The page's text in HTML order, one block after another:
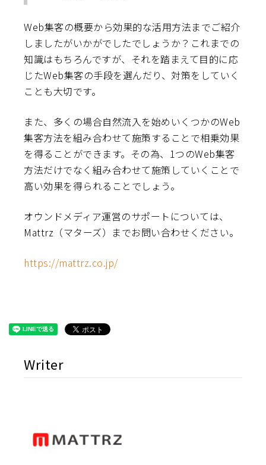
Web集客の概要から効果的な活用方法までご紹介
しましたがいかがでしたでしょうか？これまでの
知識はもちろんですが、それを踏まえて目的に応
じたWeb集客の手段を選んだり、対策をしていく
ことも大切です。
また、多くの場合自然流入を始めいくつかのWeb
集客方法を組み合わせて施策することで相乗効果
を得ることができます。その為、1つのWeb集客
方法だけでなく組み合わせて施策していくことで
高い効果を得られることでしょう。
オウンドメディア運営のサポートについては、
Mattrz（マターズ）までお問い合わせください。
https://mattrz.co.jp/
Writer